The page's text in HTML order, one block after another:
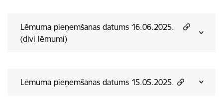
Lēmuma pieņemšanas datums 16.06.2025.
(divi lēmumi)
Lēmuma pieņemšanas datums 15.05.2025.